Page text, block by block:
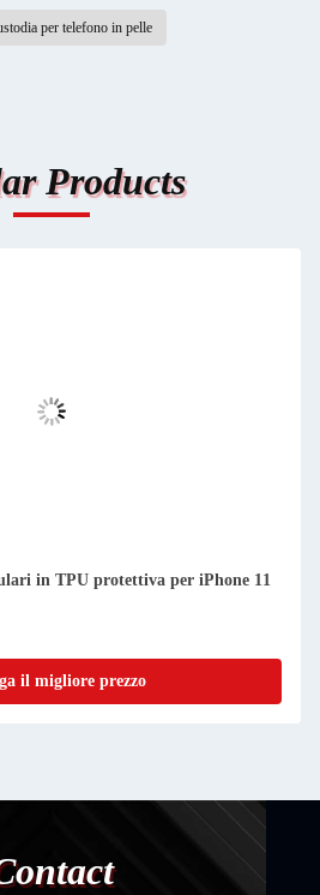
per telefono in pelle
Products
in TPU protettiva per iPhone 11
il migliore prezzo